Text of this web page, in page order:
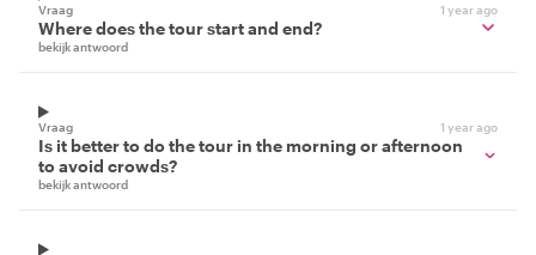
Vraag 1 year ago
Where does the tour start and end?
bekijk antwoord
Vraag 1 year ago
Is it better to do the tour in the morning or afternoon
to avoid crowds?
bekijk antwoord